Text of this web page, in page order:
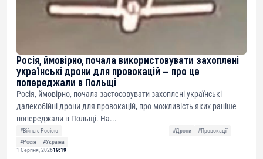
Росія, ймовірно, почала використовувати захоплені
українські дрони для провокацій — про це
попереджали в Польщі
Росія, ймовірно, почала застосовувати захоплені українські
далекобійні дрони для провокацій, про можливість яких раніше
попереджали в Польщі. На...
#Війна з Росією #Дрони
#Провокації
#Росія
#Україна
1 Серпня, 202619:19